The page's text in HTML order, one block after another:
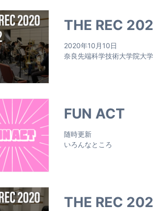
THE REC
2020年10月10日
奈良先端科学技術大学院大学
FUN ACT
随時更新
いろんなところ
THE REC